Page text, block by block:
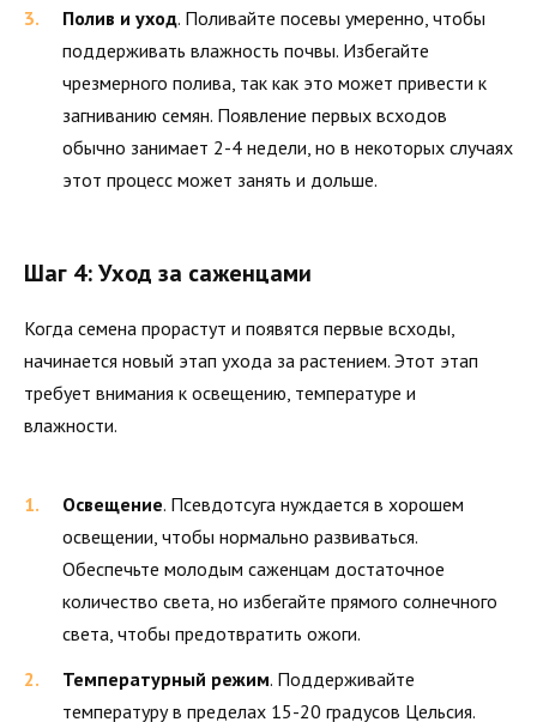
Полив и уход. Поливайте посевы умеренно, чтобы
поддерживать влажность почвы. Избегайте
чрезмерного полива, так как это может привести к
загниванию семян. Появление первых всходов
обычно занимает 2-4 недели, но в некоторых случаях
этот процесс может занять и дольше.
Шаг 4: Уход за саженцами
Когда семена прорастут и появятся первые всходы,
начинается новый этап ухода за растением. Этот этап
требует внимания к освещению, температуре и
влажности.
Освещение. Псевдотсуга нуждается в хорошем
освещении, чтобы нормально развиваться.
Обеспечьте молодым саженцам достаточное
количество света, но избегайте прямого солнечного
света, чтобы предотвратить ожоги.
Температурный режим. Поддерживайте
температуру в пределах 15-20 градусов Цельсия.